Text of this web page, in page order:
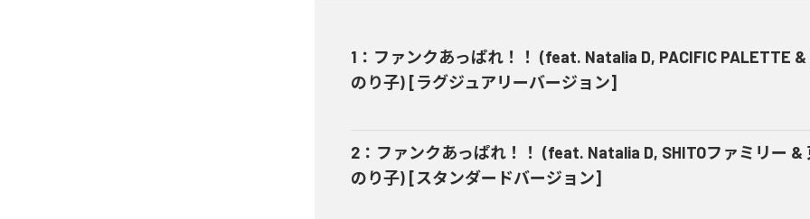
1 ： ファンクあっぱれ！！ (feat. Natalia D, PACIFIC PALETTE
のり子) [ラグジュアリーバージョン]
2 ： ファンクあっぱれ！！ (feat. Natalia D, SHITOファミリー &
のり子) [スタンダードバージョン]